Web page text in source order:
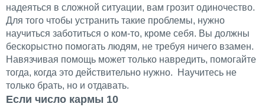
надеяться в сложной ситуации, вам грозит одиночество.
Для того чтобы устранить такие проблемы, нужно
научиться заботиться о ком-то, кроме себя. Вы должны
бескорыстно помогать людям, не требуя ничего взамен.
Навязчивая помощь может только навредить, помогайте
тогда, когда это действительно нужно. Научитесь не
только брать, но и отдавать.
Если число кармы 10